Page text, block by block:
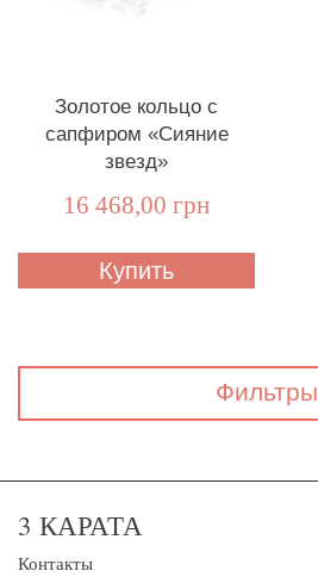
Золотое кольцо с
сапфиром «Сияние
звезд»
16 468,00 грн
Купить
Фильтры
3 КАРАТА
Контакты